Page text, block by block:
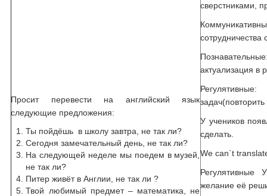
Просит перевести на английский язык
следующие предложения:
Ты пойдёшь в школу завтра, не так ли?
Сегодня замечательный день, не так ли?
На следующей неделе мы поедем в музей,
не так ли?
Питер живёт в Англии, не так ли ?
Твой любимый предмет – математика, не
сверстниками,
сотрудничества
актуализация в
У учеников
сделать.
We can`t
Регулятивные
желание её